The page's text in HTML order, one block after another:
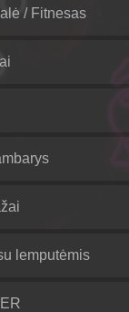
/ Fitnesas
lemputėmis